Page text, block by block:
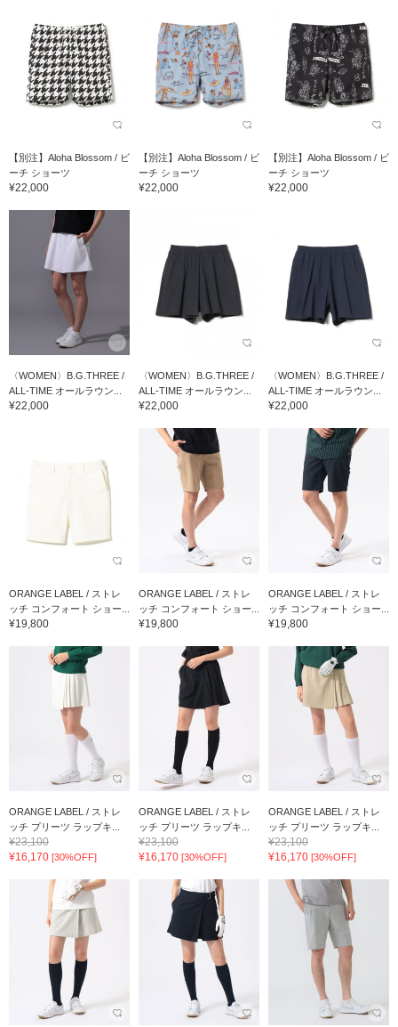
【別注】Aloha Blossom / ビ
ーチ ショーツ
¥22,000
【別注】Aloha Blossom / ビ
ーチ ショーツ
¥22,000
【別注】Aloha Blossom / ビ
ーチ ショーツ
¥22,000
〈WOMEN〉B.G.THREE /
ALL-TIME オールラウン...
¥22,000
〈WOMEN〉B.G.THREE /
ALL-TIME オールラウン...
¥22,000
〈WOMEN〉B.G.THREE /
ALL-TIME オールラウン...
¥22,000
ORANGE LABEL / ストレ
ッチ コンフォート ショー...
¥19,800
ORANGE LABEL / ストレ
ッチ コンフォート ショー...
¥19,800
ORANGE LABEL / ストレ
ッチ コンフォート ショー...
¥19,800
ORANGE LABEL / ストレ
ッチ プリーツ ラップキ...
¥23,100
¥16,170 [30%OFF]
ORANGE LABEL / ストレ
ッチ プリーツ ラップキ...
¥23,100
¥16,170 [30%OFF]
ORANGE LABEL / ストレ
ッチ プリーツ ラップキ...
¥23,100
¥16,170 [30%OFF]